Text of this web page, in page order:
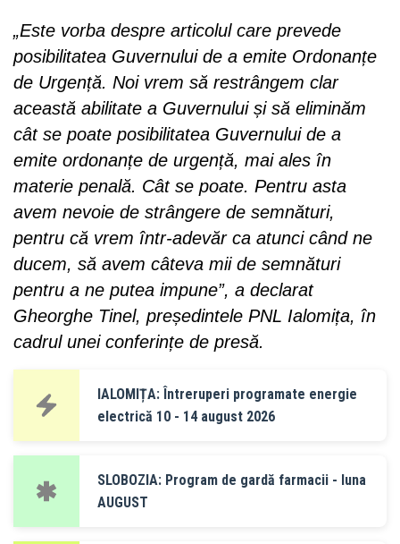
„Este vorba despre articolul care prevede
posibilitatea Guvernului de a emite Ordonanțe
de Urgență. Noi vrem să restrângem clar
această abilitate a Guvernului și să eliminăm
cât se poate posibilitatea Guvernului de a
emite ordonanțe de urgență, mai ales în
materie penală. Cât se poate. Pentru asta
avem nevoie de strângere de semnături,
pentru că vrem într-adevăr ca atunci când ne
ducem, să avem câteva mii de semnături
pentru a ne putea impune”, a declarat
Gheorghe Tinel, președintele PNL Ialomița, în
cadrul unei conferințe de presă.
IALOMIȚA: Întreruperi programate energie
electrică 10 - 14 august 2026
SLOBOZIA: Program de gardă farmacii - luna
AUGUST